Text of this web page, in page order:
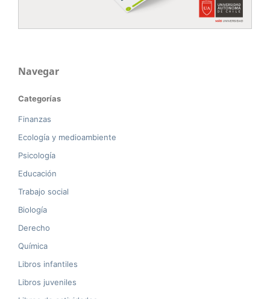
Navegar
Categorías
Finanzas
Ecología y medioambiente
Psicología
Educación
Trabajo social
Biología
Derecho
Química
Libros infantiles
Libros juveniles